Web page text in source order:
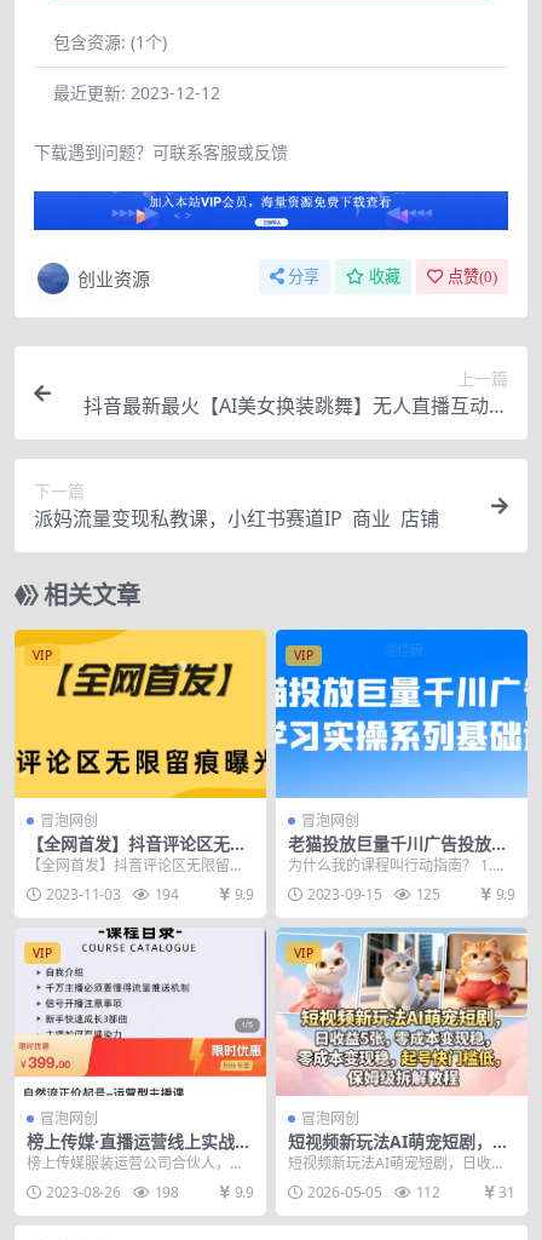
包含资源: (1个)
最近更新: 2023-12-12
下载遇到问题？可联系客服或反馈
创业资源 分享 收藏 点赞(0)
上一篇
抖音最新最火【AI美女换装跳舞】无人直播互动玩
法（含全套开播教程+软件+视频素材+音效）
下一篇
派妈流量变现私教课，小红书赛道IP 商业 店铺
相关文章
VIP
冒泡网创
【全网首发】抖音评论区无限
留痕曝光助手
【全网首发】抖音评论区无限留痕
曝光助手 利用采集用户ID的脚本先
采集精准用户，然...
2023-11-03 194 9.9
VIP
冒泡网创
老猫投放巨量千川广告投放学
习实操系列基础逻辑
为什么我的课程叫行动指南？ 1.课
程内容没有任何理论知识需要你动
脑子参悟。 2....
2023-09-15 125 9.9
VIP
冒泡网创
榜上传媒·直播运营线上实战主
播课，0粉正价起号，新号0~1
榜上传媒服装运营公司合伙人，直
播带货运营经验，擅长学员正价起
号，实体转型互联网，...
2023-08-26 198 9.9
VIP
冒泡网创
短视频新玩法AI萌宠短剧，日
收益5张，零成本变现稳，起
短视频新玩法AI萌宠短剧，日收益5
张，零成本变现稳，起号快门槛
低，保姆级拆解教程...
2026-05-05 112 31